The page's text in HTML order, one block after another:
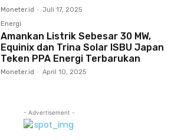
Moneter.id - Juli 17, 2025
Energi
Amankan Listrik Sebesar 30 MW,
Equinix dan Trina Solar ISBU Japan
Teken PPA Energi Terbarukan
Moneter.id - April 10, 2025
- Advertisement -